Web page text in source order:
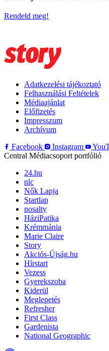
Rendeld meg!
Adatkezelési tájékoztató
Felhasználási Feltételek
Médiaajánlat
Előfizetés
Impresszum
Archívum
Facebook
Instagram
Central Médiacsoport portfólió
24.hu
nlc
Nők Lapja
Startlap
nosalty
HáziPatika
Krémmánia
Marie Claire
Story
Akciós-Újság.hu
Hírstart
Vezess
Gyerekszoba
Kiderül
Meglepetés
Refresher
First Class
Gardenista
National Geographic